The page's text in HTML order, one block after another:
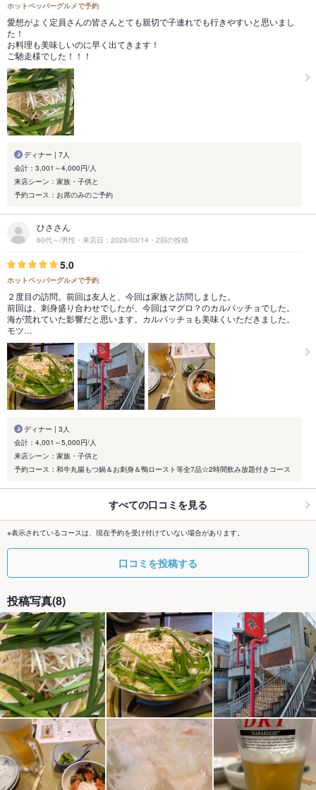
ホットペッパーグルメで予約
愛想がよく定員さんの皆さんとても親切で子連れでも行きやすいと思いまし
た！
お料理も美味しいのに早く出てきます！
ご馳走様でした！！！
ディナー | 7人
会計：3,001～4,000円/人
来店シーン：家族・子供と
予約コース：お席のみのご予約
ひささん
60代～/男性・来店日：2026/03/14・2回の投稿
5.0
ホットペッパーグルメで予約
２度目の訪問。前回は友人と、今回は家族と訪問しました。
前回は、刺身盛り合わせでしたが、今回はマグロ？のカルパッチョでした。
海が荒れていた影響だと思います。カルパッチョも美味くいただきました。
モツ…
ディナー | 3人
会計：4,001～5,000円/人
来店シーン：家族・子供と
予約コース：和牛丸腸もつ鍋＆お刺身＆鴨ロースト等全7品☆2時間飲み放題付きコース
すべての口コミを見る
※表示されているコースは、現在予約を受け付けていない場合があります。
口コミを投稿する
投稿写真(8)